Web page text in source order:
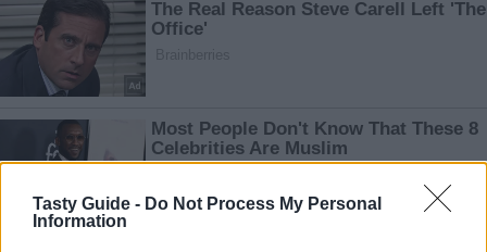
Tasty Guide - Do Not Process My Personal
Information